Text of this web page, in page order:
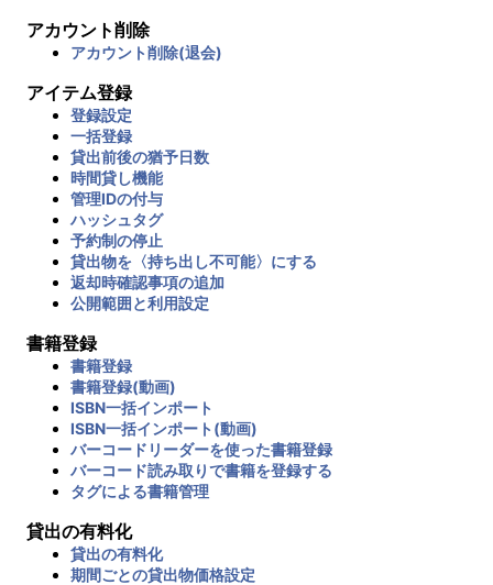
アカウント削除
アカウント削除(退会)
アイテム登録
登録設定
一括登録
貸出前後の猶予日数
時間貸し機能
管理IDの付与
ハッシュタグ
予約制の停止
貸出物を〈持ち出し不可能〉にする
返却時確認事項の追加
公開範囲と利用設定
書籍登録
書籍登録
書籍登録(動画)
ISBN一括インポート
ISBN一括インポート(動画)
バーコードリーダーを使った書籍登録
バーコード読み取りで書籍を登録する
タグによる書籍管理
貸出の有料化
貸出の有料化
期間ごとの貸出物価格設定